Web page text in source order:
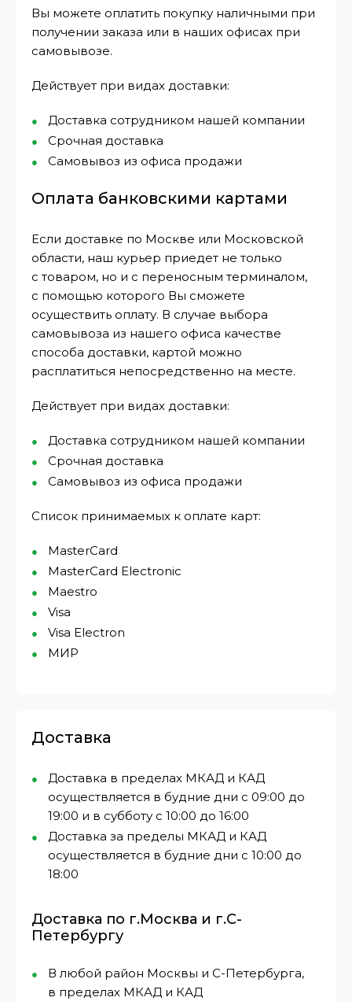
Вы можете оплатить покупку наличными при
получении заказа или в наших офисах при
самовывозе.
Действует при видах доставки:
Доставка сотрудником нашей компании
Срочная доставка
Самовывоз из офиса продажи
Оплата банковскими картами
Если доставке по Москве или Московской
области, наш курьер приедет не только
с товаром, но и с переносным терминалом,
с помощью которого Вы сможете
осуществить оплату. В случае выбора
самовывоза из нашего офиса качестве
способа доставки, картой можно
расплатиться непосредственно на месте.
Действует при видах доставки:
Доставка сотрудником нашей компании
Срочная доставка
Самовывоз из офиса продажи
Список принимаемых к оплате карт:
MasterCard
MasterCard Electronic
Maestro
Visa
Visa Electron
МИР⁠
Доставка
Доставка в пределах МКАД и КАД
осуществляется в будние дни с 09:00 до
19:00 и в субботу с 10:00 до 16:00
Доставка за пределы МКАД и КАД
осуществляется в будние дни с 10:00 до
18:00
Доставка по г.Москва и г.С-
Петербургу
В любой район Москвы и С-Петербурга,
в пределах МКАД и КАД